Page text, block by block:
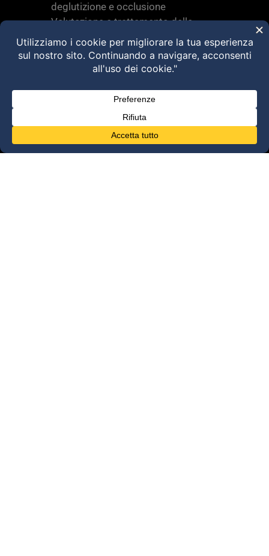
deglutizione e occlusione
Valutazione e trattamento delle
disfunzioni dei sistemi di movimento –
Torino 28 MARZO 2026
HVLA – Moduli Clinici – 2026
@2025 Dott. Alessandro Carollo – All rights